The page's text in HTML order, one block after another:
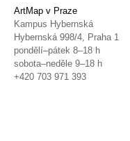
ArtMap v Praze
Kampus Hybernská
Hybernská 998/4, Praha 1
pondělí–pátek 8–18 h
sobota–neděle 9–18 h
+420 703 971 393